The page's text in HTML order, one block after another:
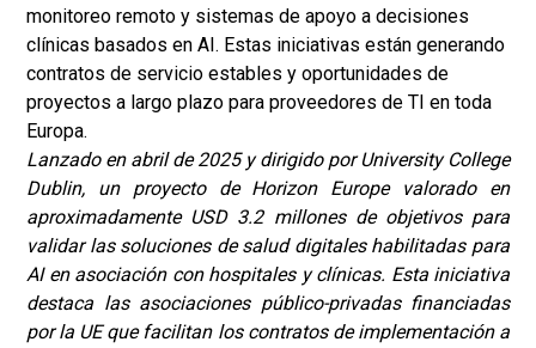
monitoreo remoto y sistemas de apoyo a decisiones
clínicas basados en AI. Estas iniciativas están generando
contratos de servicio estables y oportunidades de
proyectos a largo plazo para proveedores de TI en toda
Europa.
Lanzado en abril de 2025 y dirigido por University College
Dublin, un proyecto de Horizon Europe valorado en
aproximadamente USD 3.2 millones de objetivos para
validar las soluciones de salud digitales habilitadas para
AI en asociación con hospitales y clínicas. Esta iniciativa
destaca las asociaciones público-privadas financiadas
por la UE que facilitan los contratos de implementación a